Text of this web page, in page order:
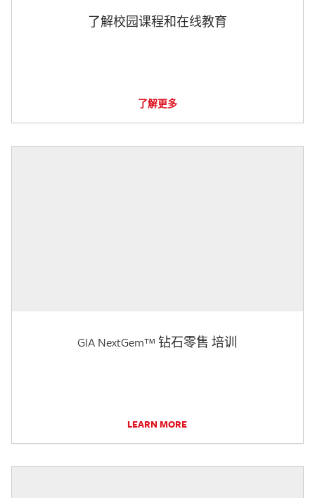
了解校园课程和在线教育
了解更多
GIA NextGem™ 钻石零售 培训
LEARN MORE